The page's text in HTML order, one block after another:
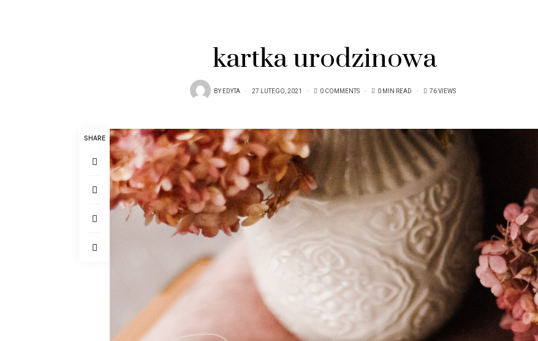
kartka urodzinowa
BYEDYTA 27 LUTEGO, 2021 0 COMMENTS 0 MIN READ 76 VIEWS
SHARE